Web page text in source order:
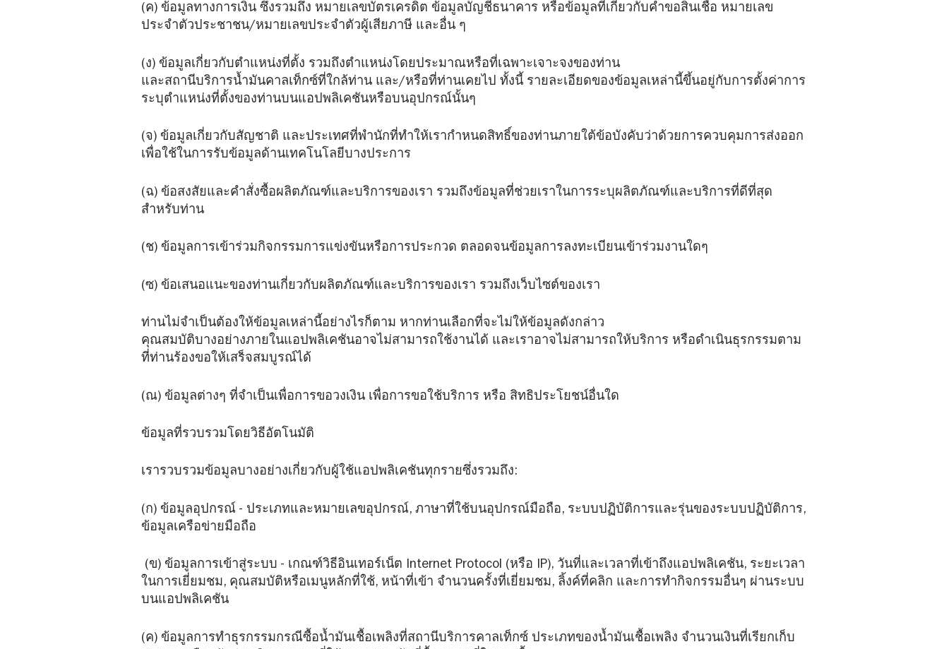
(ค) ข้อมูลทางการเงิน ซึ่งรวมถึง หมายเลขบัตรเครดิต ข้อมูลบัญชีธนาคาร หรือข้อมูลที่เกี่ยวกับคำขอสินเชื่อ หมายเลข
ประจำตัวประชาชน/หมายเลขประจำตัวผู้เสียภาษี และอื่น ๆ
(ง) ข้อมูลเกี่ยวกับตำแหน่งที่ตั้ง รวมถึงตำแหน่งโดยประมาณหรือที่เฉพาะเจาะจงของท่าน
และสถานีบริการน้ำมันคาลเท็กซ์ที่ใกล้ท่าน และ/หรือที่ท่านเคยไป ทั้งนี้ รายละเอียดของข้อมูลเหล่านี้ขึ้นอยู่กับการตั้งค่าการ
ระบุตำแหน่งที่ตั้งของท่านบนแอปพลิเคชันหรือบนอุปกรณ์นั้นๆ
(จ) ข้อมูลเกี่ยวกับสัญชาติ และประเทศที่พำนักที่ทำให้เรากำหนดสิทธิ์ของท่านภายใต้ข้อบังคับว่าด้วยการควบคุมการส่งออก
เพื่อใช้ในการรับข้อมูลด้านเทคโนโลยีบางประการ
(ฉ) ข้อสงสัยและคำสั่งซื้อผลิตภัณฑ์และบริการของเรา รวมถึงข้อมูลที่ช่วยเราในการระบุผลิตภัณฑ์และบริการที่ดีที่สุด
สำหรับท่าน
(ช) ข้อมูลการเข้าร่วมกิจกรรมการแข่งขันหรือการประกวด ตลอดจนข้อมูลการลงทะเบียนเข้าร่วมงานใดๆ
(ซ) ข้อเสนอแนะของท่านเกี่ยวกับผลิตภัณฑ์และบริการของเรา รวมถึงเว็บไซต์ของเรา
ท่านไม่จำเป็นต้องให้ข้อมูลเหล่านี้อย่างไรก็ตาม หากท่านเลือกที่จะไม่ให้ข้อมูลดังกล่าว
คุณสมบัติบางอย่างภายในแอปพลิเคชันอาจไม่สามารถใช้งานได้ และเราอาจไม่สามารถให้บริการ หรือดำเนินธุรกรรมตาม
ที่ท่านร้องขอให้เสร็จสมบูรณ์ได้
(ณ) ข้อมูลต่างๆ ที่จำเป็นเพื่อการขอวงเงิน เพื่อการขอใช้บริการ หรือ สิทธิประโยชน์อื่นใด
ข้อมูลที่รวบรวมโดยวิธีอัตโนมัติ
เรารวบรวมข้อมูลบางอย่างเกี่ยวกับผู้ใช้แอปพลิเคชันทุกรายซึ่งรวมถึง:
(ก) ข้อมูลอุปกรณ์ - ประเภทและหมายเลขอุปกรณ์, ภาษาที่ใช้บนอุปกรณ์มือถือ, ระบบปฏิบัติการและรุ่นของระบบปฏิบัติการ,
ข้อมูลเครือข่ายมือถือ
(ข) ข้อมูลการเข้าสู่ระบบ - เกณฑ์วิธีอินเทอร์เน็ต Internet Protocol (หรือ IP), วันที่และเวลาที่เข้าถึงแอปพลิเคชัน, ระยะเวลา
ในการเยี่ยมชม, คุณสมบัติหรือเมนูหลักที่ใช้, หน้าที่เข้า จำนวนครั้งที่เยี่ยมชม, ลิ้งค์ที่คลิก และการทำกิจกรรมอื่นๆ ผ่านระบบ
บนแอปพลิเคชัน
(ค) ข้อมูลการทำธุรกรรมกรณีซื้อน้ำมันเชื้อเพลิงที่สถานีบริการคาลเท็กซ์ ประเภทของน้ำมันเชื้อเพลิง จำนวนเงินที่เรียกเก็บ